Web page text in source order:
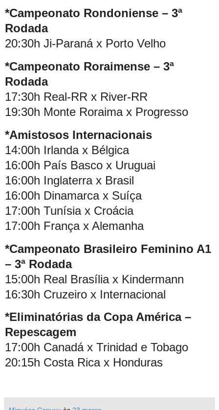
*Campeonato Rondoniense – 3ª
Rodada
20:30h Ji-Paraná x Porto Velho
*Campeonato Roraimense – 3ª
Rodada
17:30h Real-RR x River-RR
19:30h Monte Roraima x Progresso
*Amistosos Internacionais
14:00h Irlanda x Bélgica
16:00h País Basco x Uruguai
16:00h Inglaterra x Brasil
16:00h Dinamarca x Suíça
17:00h Tunísia x Croácia
17:00h França x Alemanha
*Campeonato Brasileiro Feminino A1
– 3ª Rodada
15:00h Real Brasília x Kindermann
16:30h Cruzeiro x Internacional
*Eliminatórias da Copa América –
Repescagem
17:00h Canadá x Trinidad e Tobago
20:15h Costa Rica x Honduras